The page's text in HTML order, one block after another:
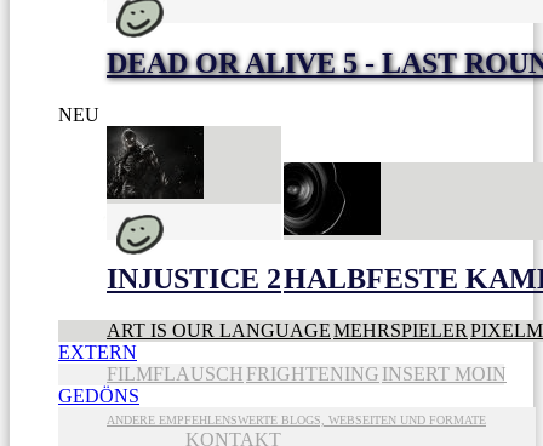
DEAD OR ALIVE 5 - LAST
NEU
INJUSTICE 2HALBFESTE
ART IS OUR LANGUAGEMEHRSPIELER
EXTERN
FILMFLAUSCH FRIGHTENING INSERT MOIN
GEDÖNS
ANDERE EMPFEHLENSWERTE BLOGS, WEBSEITEN UND FORMATE
KONTAKT